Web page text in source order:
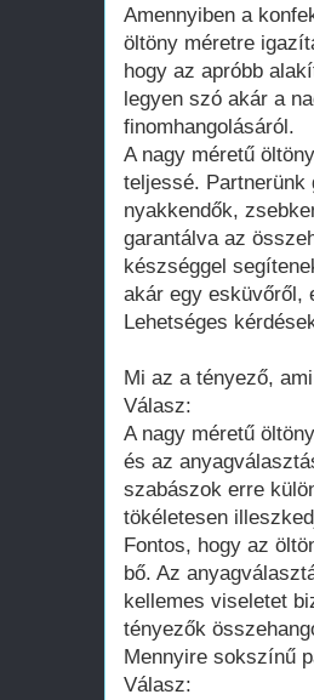
Amennyiben a
öltöny méretre
hogy az apróbb
legyen szó akár a
finomhangolásáról.
A nagy méretű
teljessé. Partnerünk
nyakkendők,
garantálva az
készséggel
akár egy esküvőről,
Lehetséges
Mi az a tényező,
Válasz:
A nagy méretű
és az
szabászok erre
tökéletesen
Fontos, hogy az
bő. Az
kellemes viseletet
tényezők
Mennyire sokszínű
Válasz: